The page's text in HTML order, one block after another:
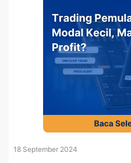
18 September 2024